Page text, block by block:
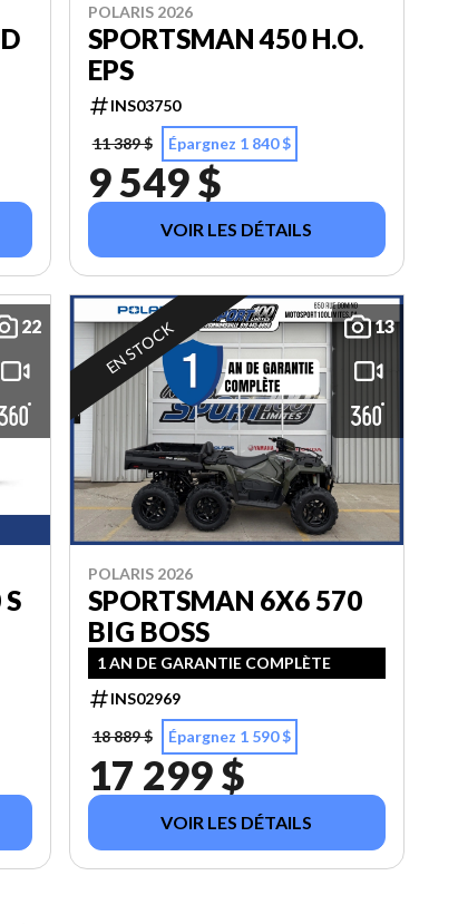
POLARIS 2026
SPORTSMAN 450 H.O.
EPS
INS03750
11 389 $
Épargnez 1 840 $
9 549 $
VOIR LES DÉTAILS
22 13
EN STOCK
POLARIS 2026
SPORTSMAN 6X6 570
BIG BOSS
1 AN DE GARANTIE COMPLÈTE
INS02969
18 889 $
Épargnez 1 590 $
17 299 $
VOIR LES DÉTAILS